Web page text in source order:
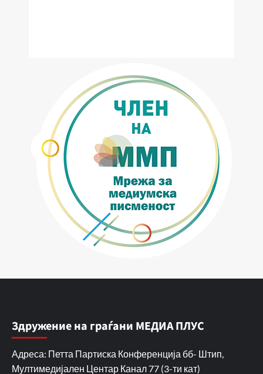
Здружение на граѓани МЕДИА ПЛУС
Адреса: Петта Партиска Конференција бб- Штип,
Мултимедијален Центар Канал 77 (3-ти кат)